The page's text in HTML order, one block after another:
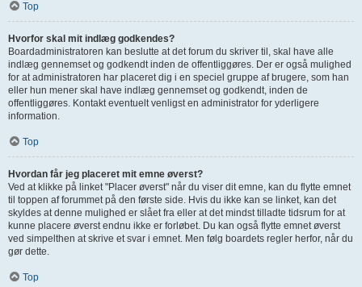
Top
Hvorfor skal mit indlæg godkendes?
Boardadministratoren kan beslutte at det forum du skriver til, skal have alle
indlæg gennemset og godkendt inden de offentliggøres. Der er også mulighed
for at administratoren har placeret dig i en speciel gruppe af brugere, som han
eller hun mener skal have indlæg gennemset og godkendt, inden de
offentliggøres. Kontakt eventuelt venligst en administrator for yderligere
information.
Top
Hvordan får jeg placeret mit emne øverst?
Ved at klikke på linket "Placer øverst" når du viser dit emne, kan du flytte emnet
til toppen af forummet på den første side. Hvis du ikke kan se linket, kan det
skyldes at denne mulighed er slået fra eller at det mindst tilladte tidsrum for at
kunne placere øverst endnu ikke er forløbet. Du kan også flytte emnet øverst
ved simpelthen at skrive et svar i emnet. Men følg boardets regler herfor, når du
gør dette.
Top